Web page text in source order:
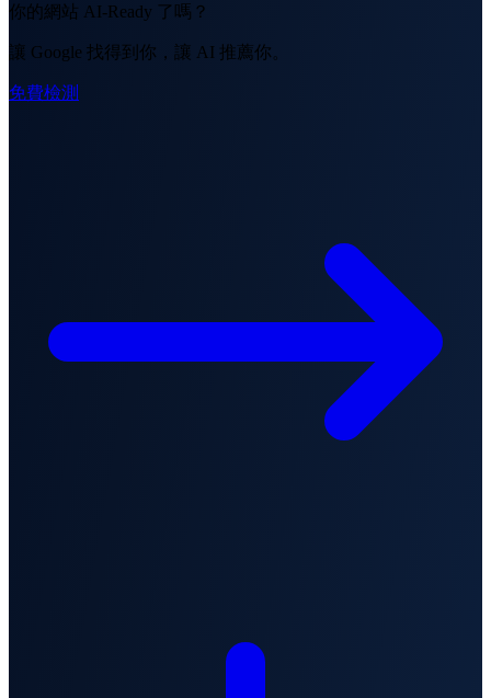
你的網站 AI-Ready 了嗎？
讓 Google 找得到你，讓 AI 推薦你。
免費檢測